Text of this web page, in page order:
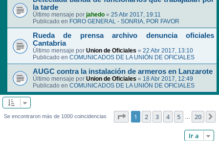
la tarde
Último mensaje por jahedo « 25 Abr 2017, 19:11
Publicado en FORO GENERAL - SONRIA, POR FAVOR
Rueda de prensa archivo denuncia oficiales
Cantabria
Último mensaje por Union de Oficiales « 22 Abr 2017, 13:10
Publicado en COMUNICADOS DE LA UNIÓN DE OFICIALES
AUGC contra la instalación de armeros en Lanzarote
Último mensaje por Union de Oficiales « 18 Abr 2017, 12:49
Publicado en COMUNICADOS DE LA UNIÓN DE OFICIALES
Se encontraron más de 1000 coincidencias Página de 20
1 2 3 4 5 … 20
Ir a